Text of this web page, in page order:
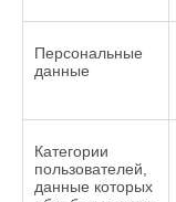
Персональные
данные
Категории
пользователей,
данные которых